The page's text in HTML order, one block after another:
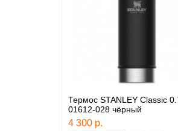
Термос STANLEY Classic
01612-028 чёрный
4 300 р.